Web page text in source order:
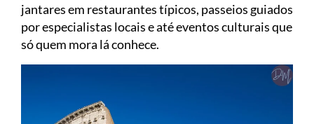
jantares em restaurantes típicos, passeios guiados
por especialistas locais e até eventos culturais que
só quem mora lá conhece.